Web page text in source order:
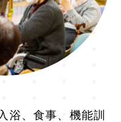
浴、食事、機能訓